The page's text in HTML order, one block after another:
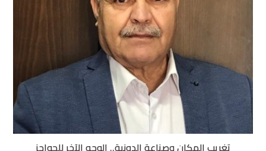
تغريب المكان وصناعة الدونية.. الوجه الآخر للحواجز